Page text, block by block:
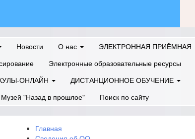
Новости О нас ЭЛЕКТРОННАЯ ПРИЁМНАЯ
Электронные образовательные ресурсы
ОНЛАЙН ДИСТАНЦИОННОЕ ОБУЧЕНИЕ
Музей "Назад в прошлое" Поиск по сайту
Главная